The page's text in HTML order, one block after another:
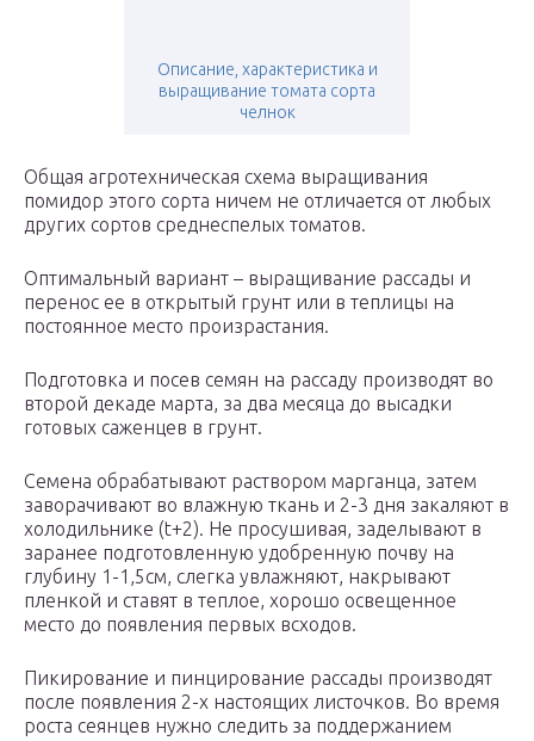
Описание, характеристика и
выращивание томата сорта
челнок
Общая агротехническая схема выращивания
помидор этого сорта ничем не отличается от любых
других сортов среднеспелых томатов.
Оптимальный вариант – выращивание рассады и
перенос ее в открытый грунт или в теплицы на
постоянное место произрастания.
Подготовка и посев семян на рассаду производят во
второй декаде марта, за два месяца до высадки
готовых саженцев в грунт.
Семена обрабатывают раствором марганца, затем
заворачивают во влажную ткань и 2-3 дня закаляют в
холодильнике (t+2). Не просушивая, заделывают в
заранее подготовленную удобренную почву на
глубину 1-1,5см, слегка увлажняют, накрывают
пленкой и ставят в теплое, хорошо освещенное
место до появления первых всходов.
Пикирование и пинцирование рассады производят
после появления 2-х настоящих листочков. Во время
роста сеянцев нужно следить за поддержанием